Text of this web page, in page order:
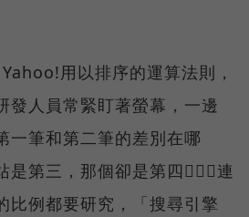
用以排序的運算法則，
發人員常緊盯著螢幕，一邊
一筆和第二筆的差別在哪
是第三，那個卻是第四，連
比例都要研究，「搜尋引擎